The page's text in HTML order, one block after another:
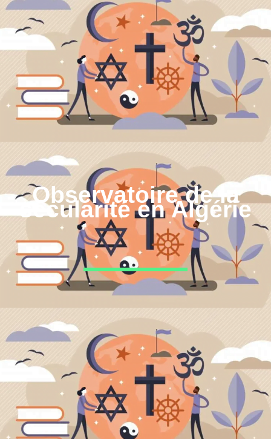
Observatoire de la
sécularité en Algérie